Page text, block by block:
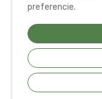
preferencie.
© 2026 Bio potraviny,